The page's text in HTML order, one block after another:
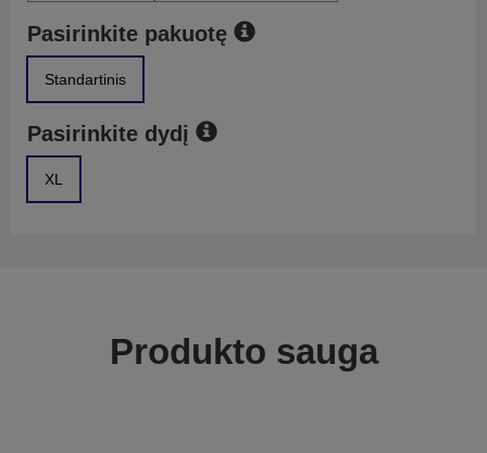
Pasirinkite pakuotę
Standartinis
Pasirinkite dydį
XL
Produkto sauga